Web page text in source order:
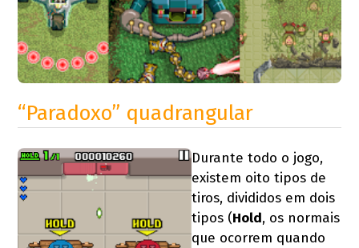
“Paradoxo” quadrangular
Durante todo o jogo,
existem oito tipos de
tiros, divididos em dois
tipos (Hold, os normais
que ocorrem quando